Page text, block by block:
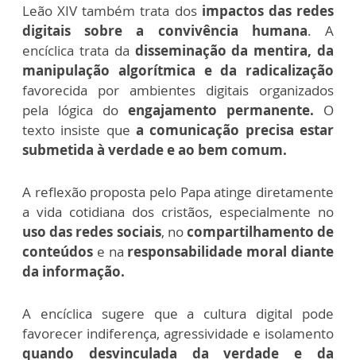
Leão XIV também trata dos impactos das redes
digitais sobre a convivência humana. A
encíclica trata da disseminação da mentira, da
manipulação algorítmica e da radicalização
favorecida por ambientes digitais organizados
pela lógica do engajamento permanente. O
texto insiste que a comunicação precisa estar
submetida à verdade e ao bem comum.
A reflexão proposta pelo Papa atinge diretamente
a vida cotidiana dos cristãos, especialmente no
uso das redes sociais, nocompartilhamento de
conteúdos e na responsabilidade moral diante
da informação.
A encíclica sugere que a cultura digital pode
favorecer indiferença, agressividade e isolamento
quando desvinculada da verdade e da